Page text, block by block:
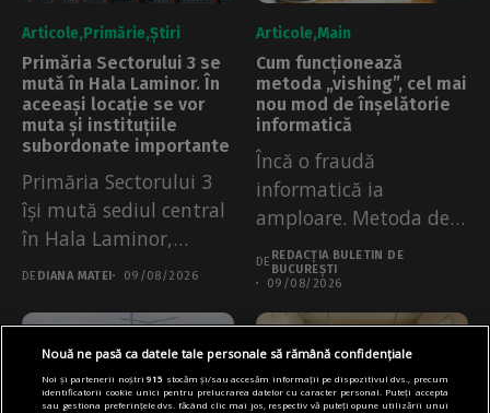
Articole Primărie Știri
Primăria Sectorului 3 se
mută în Hala Laminor. În
aceeași locație se vor
muta și instituțiile
subordonate importante
Primăria Sectorului 3
își mută sediul central
în Hala Laminor,
începând de...
DE DIANA MATEI 09/08/2026
Articole Main
Cum funcționează
metoda „vishing”, cel mai
nou mod de înșelătorie
informatică
Încă o fraudă
informatică ia
amploare. Metoda de
tip „vishing” (voice
phishing),...
DE REDACȚIA BULETIN DE
BUCUREȘTI
09/08/2026
Nouă ne pasă ca datele tale personale să rămână confidențiale
Noi și partenerii noștri915 stocăm și/sau accesăm informații pe dispozitivul dvs., precum
identificatorii cookie unici pentru prelucrarea datelor cu caracter personal. Puteți accepta
sau gestiona preferințele dvs. făcând clic mai jos, respectiv vă puteți opune utilizării unui